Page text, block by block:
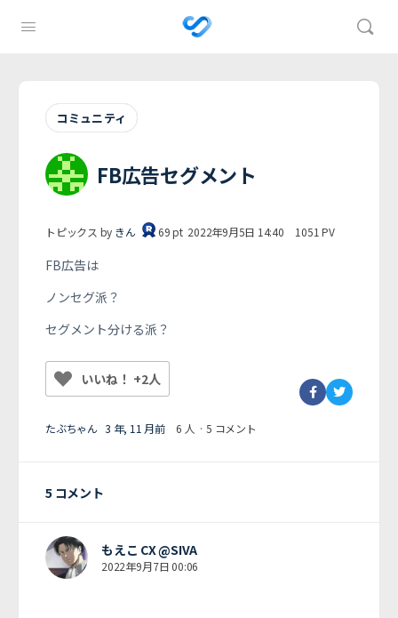
コミュニティ
FB広告セグメント
トピックス by きん 69pt 2022年9月5日 14:40 1051PV
FB広告は
ノンセグ派？
セグメント分ける派？
いいね！ +2人
たぶちゃん 3 年, 11 月前 6 人 · 5 コメント
5 コメント
もえこ CX @SIVA
2022年9月7日 00:06